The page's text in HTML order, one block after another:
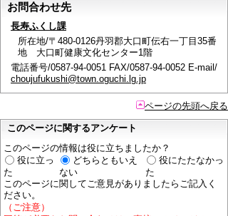
お問合わせ先
長寿ふくし課
所在地/〒480-0126丹羽郡大口町伝右一丁目35番
地 大口町健康文化センター1階
電話番号/0587-94-0051 FAX/0587-94-0052 E-mail/
choujufukushi@town.oguchi.lg.jp
ページの先頭へ戻る
このページに関するアンケート
このページの情報は役に立ちましたか？
役に立っ
た
どちらともいえ
ない
役にたたなかっ
た
このページに関してご意見がありましたらご記入く
ださい。
（ご注意）